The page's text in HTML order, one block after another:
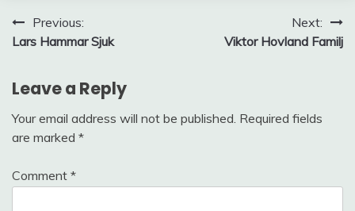
Post
navigation
Previous:
Lars Hammar Sjuk
Next:
Viktor Hovland Familj
Leave a Reply
Your email address will not be published. Required fields
are marked *
Comment *